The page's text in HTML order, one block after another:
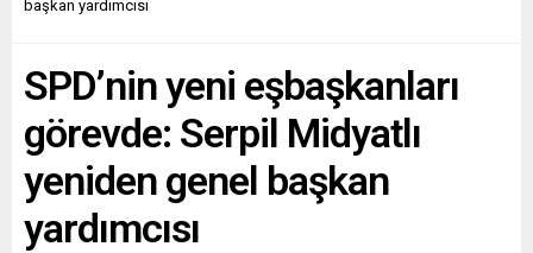
başkan yardımcısı
SPD’nin yeni eşbaşkanları
görevde: Serpil Midyatlı
yeniden genel başkan
yardımcısı